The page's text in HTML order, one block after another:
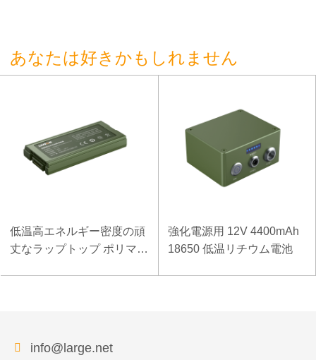
あなたは好きかもしれません
低温高エネルギー密度の頑
丈なラップトップ ポリマー
強化電源用 12V 4400mAh
18650 低温リチウム電池
info@large.net